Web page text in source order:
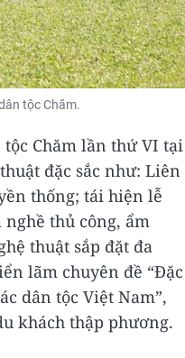
tộc Chăm.
tộc Chăm lần thứ VI tại
đặc sắc như: Liên
thống; tái hiện lễ
thủ công, ẩm
thuật sắp đặt đa
lãm chuyên đề “Đặc
dân tộc Việt Nam”,
khách thập phương.